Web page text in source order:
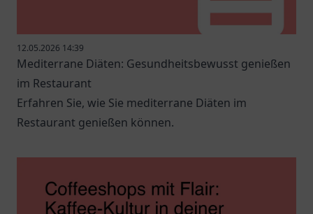
12.05.2026 14:39
Mediterrane Diäten: Gesundheitsbewusst genießen
im Restaurant
Erfahren Sie, wie Sie mediterrane Diäten im
Restaurant genießen können.